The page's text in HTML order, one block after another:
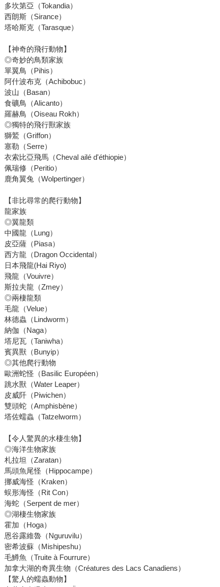
多坎第亞（Tokandia）
西朗斯（Sirance）
塔哈斯克（Tarasque）
【神奇的飛行動物】
◎奇妙的鳥類家族
單翼鳥（Pihis）
阿什波布克（Achibobuc）
波山（Basan）
食礦鳥（Alicanto）
羅赫鳥（Oiseau Rokh）
◎獨特的飛行獸家族
獅鷲（Griffon）
塞勒（Serre）
衣索比亞飛馬（Cheval ailé d'éthiopie）
佩瑞修（Peritio）
鹿角翼兔（Wolpertinger）
【非比尋常的爬行動物】
龍家族
◎翼龍類
中國龍（Lung）
皮亞薩（Piasa）
西方龍（Dragon Occidental）
日本飛龍(Hai Riyo)
飛龍（Vouivre）
斯拉夫龍（Zmey）
◎兩棲龍類
毛龍（Velue）
林德蟲（Lindworm）
納伽（Naga）
塔尼瓦（Taniwha）
賓異獸（Bunyip）
◎其他爬行動物
歐洲蛇怪（Basilic Européen）
跳水獸（Water Leaper）
皮威阡（Piwichen）
雙頭蛇（Amphisbène）
塔佐蠕蟲（Tatzelworm）
【令人驚異的水棲生物】
◎海洋生物家族
札拉坦（Zaratan）
馬頭魚尾怪（Hippocampe）
挪威海怪（Kraken）
蜈形海怪（Rit Con）
海蛇（Serpent de mer）
◎湖棲生物家族
霍加（Hoga）
恩谷露維魯（Nguruvilu）
密希波蘇（Mishipeshu）
毛鱒魚（Truite à Fourrure）
加拿大湖的奇異生物（Créatures des Lacs Canadiens）
【驚人的蠕蟲動物】